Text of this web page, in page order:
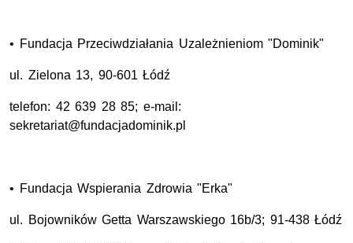
• Fundacja Przeciwdziałania Uzależnieniom "Dominik"
ul. Zielona 13, 90-601 Łódź
telefon: 42 639 28 85; e-mail:
sekretariat@fundacjadominik.pl
• Fundacja Wspierania Zdrowia "Erka"
ul. Bojowników Getta Warszawskiego 16b/3; 91-438 Łódź